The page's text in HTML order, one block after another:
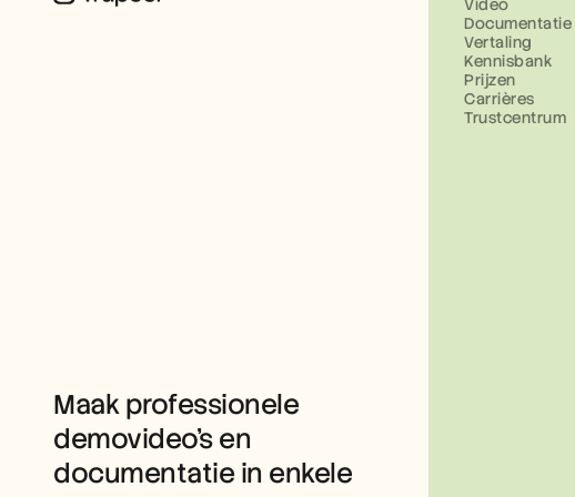
Maak professionele
demovideo’s en
documentatie in enkele
Video
Documentatie
Vertaling
Kennisbank
Prijzen
Carrières
Trustcentrum